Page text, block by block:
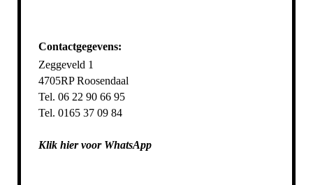
Contactgegevens:
Zeggeveld 1
4705RP Roosendaal
Tel. 06 22 90 66 95
Tel. 0165 37 09 84
Klik hier voor WhatsApp